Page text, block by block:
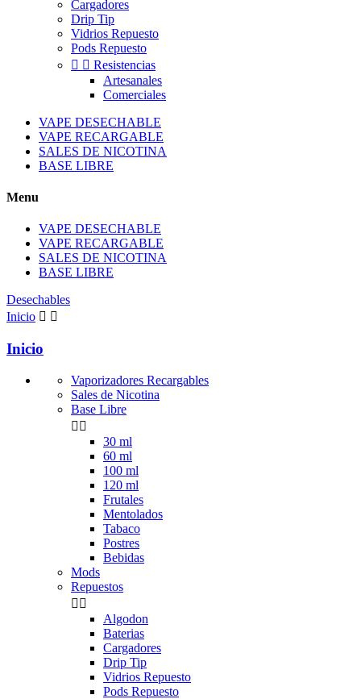
Cargadores
Drip Tip
Vidrios Repuesto
Pods Repuesto
  Resistencias
Artesanales
Comerciales
VAPE DESECHABLE
VAPE RECARGABLE
SALES DE NICOTINA
BASE LIBRE
Menu
VAPE DESECHABLE
VAPE RECARGABLE
SALES DE NICOTINA
BASE LIBRE
Desechables
Inicio  
Inicio
Vaporizadores Recargables
Sales de Nicotina
Base Libre
 
30 ml
60 ml
100 ml
120 ml
Frutales
Mentolados
Tabaco
Postres
Bebidas
Mods
Repuestos
 
Algodon
Baterias
Cargadores
Drip Tip
Vidrios Repuesto
Pods Repuesto